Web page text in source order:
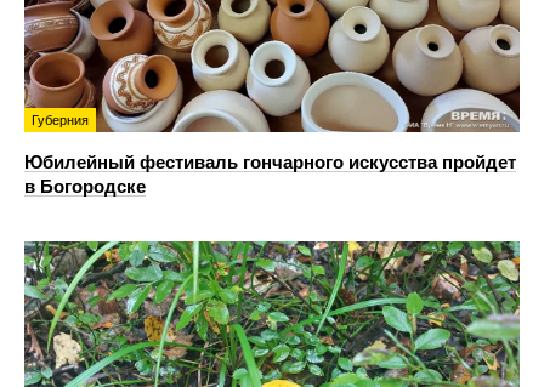
Губерния
Юбилейный фестиваль гончарного искусства пройдет
в Богородске